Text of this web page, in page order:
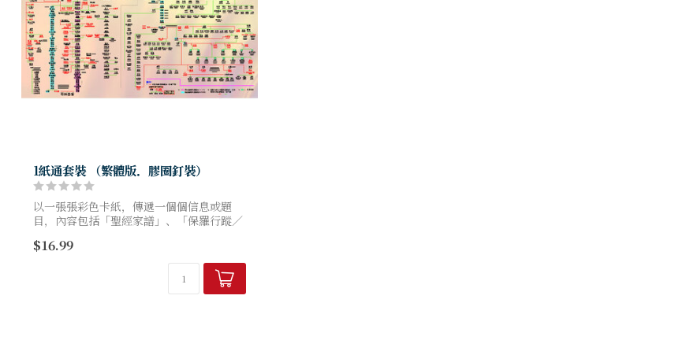
1紙通套裝 （繁體版．膠圈釘裝）
以一張張彩色卡紙，傳遞一個個信息或題
目，內容包括「聖經家譜」、「保羅行蹤／
「基督教會史」、「末世論圖解」、「詩歌
$16.99